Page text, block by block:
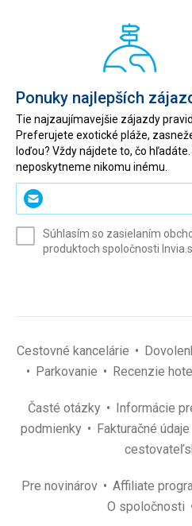
Ponuky najlepších
Tie najzaujímavejšie zájazdy
Preferujete exotické pláže,
loďou? Vždy nájdete to, čo
neposkytneme nikomu inému.
Zadajte
svoj
(povinné)
Súhlasím so zasielaním
produktoch spoločnosti
Cestovné kancelárie
Parkovanie
Recenzie
Časté otázky Informácie
podmienky
Fakturačné údaje
Pre novinárov Affiliate
O spoločnosti